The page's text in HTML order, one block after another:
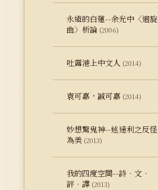
永遠的白蓮--余光中〈迴旋
曲〉析論 (2006)
吐露港上中文人 (2014)
袁可嘉，誠可嘉 (2014)
妙想驚鬼神--述達利之反怪
為美 (2013)
我的四度空間--詩．文．
評．譯 (2013)